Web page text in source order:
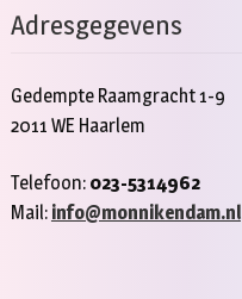
Adresgegevens
Gedempte Raamgracht 1-9
2011 WE Haarlem
Telefoon: 023-5314962
Mail: info@monnikendam.nl